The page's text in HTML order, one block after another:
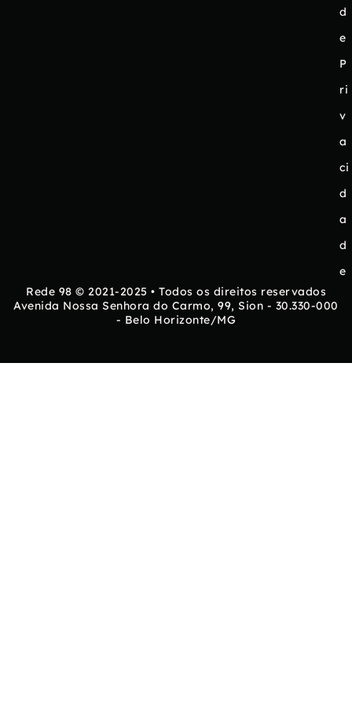
d
e
P
ri
v
a
ci
d
a
d
e
Rede 98 © 2021-2025 • Todos os direitos reservados
Avenida Nossa Senhora do Carmo, 99, Sion - 30.330-000
- Belo Horizonte/MG